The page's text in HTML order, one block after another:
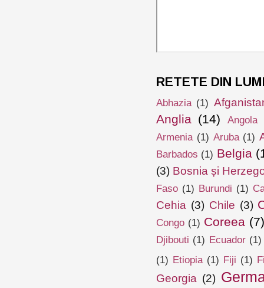
RETETE DIN
Abhazia (1)
Anglia (14) Angola
Armenia (1) Aruba (1)
Barbados (1) Belgia
(3) Bosnia și
Faso (1) Burundi (1)
Cehia (3) Chile (3)
Congo (1) Coreea
Djibouti (1) Ecuador (1)
(1) Etiopia (1) Fiji (1)
Georgia (2)